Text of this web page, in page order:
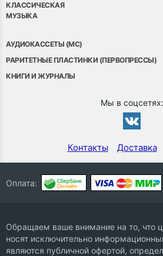
КЛАССИЧЕСКАЯ
МУЗЫКА
АУДИОКАССЕТЫ (MC)
РАРИТЕТНЫЕ ПЛАСТИНКИ (ПЕРВОПРЕССЫ)
КНИГИ И ЖУРНАЛЫ
Мы в соцсетях:
Контакты Доставка
Оплата:
Обращаем ваше внимание на то, что
носят исключительно
являются публичной офертой,